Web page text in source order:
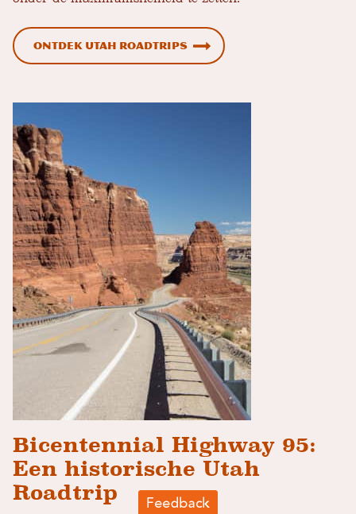
Ontdek Utah Roadtrips
Bicentennial Highway 95:
Een historische Utah
Roadtrip